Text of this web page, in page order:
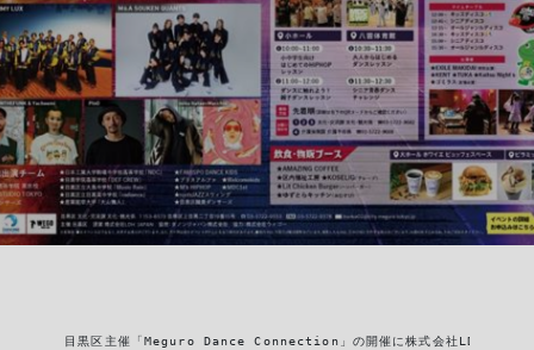
目黒区主催「Meguro Dance Connection」の開催に株式会社LDH JAPAN